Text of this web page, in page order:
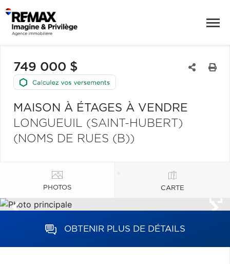
749 000 $
MAISON À ÉTAGES À VENDRE
LONGUEUIL (SAINT-HUBERT)
(NOMS DE RUES (B))
PHOTOS CARTE
OBTENIR PLUS DE DÉTAILS